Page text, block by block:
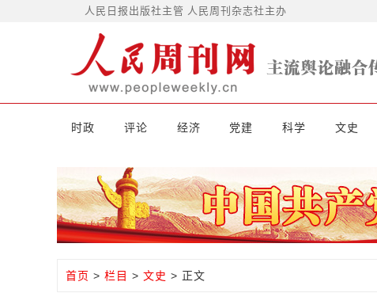
人民日报出版社主管 人民周刊杂志社主办
时政 评论 经济 党建 科学 文史
首页 > 栏目 > 文史 > 正文